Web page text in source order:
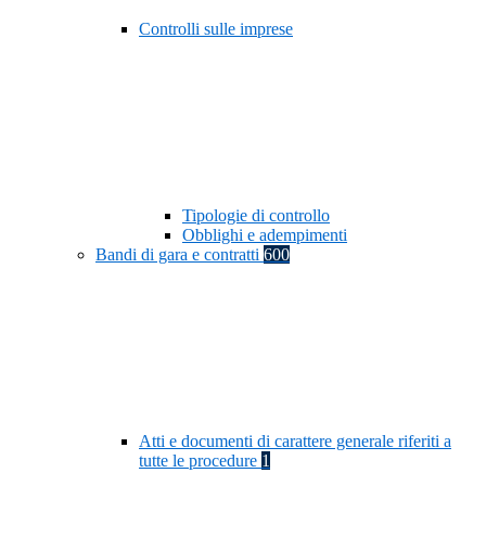
Controlli sulle imprese
Tipologie di controllo
Obblighi e adempimenti
Bandi di gara e contratti 600
Atti e documenti di carattere generale riferiti a
tutte le procedure 1